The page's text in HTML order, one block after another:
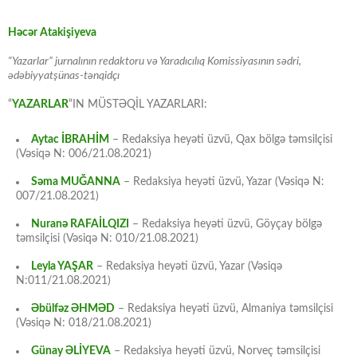
Həcər Atakişiyeva
“Yazarlar” jurnalının redaktoru və Yaradıcılıq Komissiyasının sədri,
ədəbiyyatşünas-tənqidçı
“YAZARLAR“IN MÜSTƏQİL YAZARLARI:
Aytac İBRAHİM – Redaksiya heyəti üzvü, Qax bölgə təmsilçisi
(Vəsiqə N: 006/21.08.2021)
Səma MUĞANNA – Redaksiya heyəti üzvü, Yazar (Vəsiqə N:
007/21.08.2021)
Nuranə RAFAİLQIZI
– Redaksiya heyəti üzvü, Göyçay bölgə
təmsilçisi (Vəsiqə N: 010/21.08.2021)
Leyla YAŞAR – Redaksiya heyəti üzvü, Yazar (Vəsiqə
N:011/21.08.2021)
Əbülfəz ƏHMƏD – Redaksiya heyəti üzvü, Almaniya təmsilçisi
(Vəsiqə N: 018/21.08.2021)
Günay ƏLİYEVA – Redaksiya heyəti üzvü, Norveç təmsilçisi